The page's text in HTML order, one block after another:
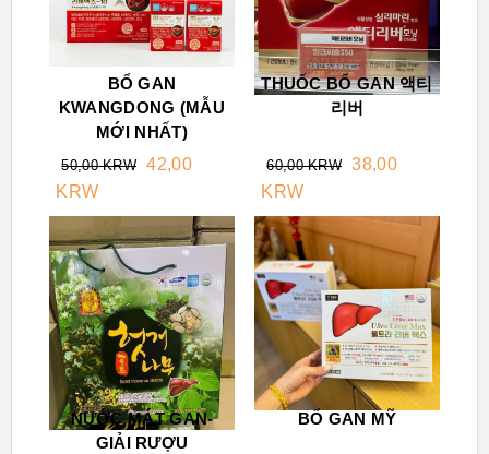
BỔ GAN
KWANGDONG (MẪU
MỚI NHẤT)
50,00 KRW
42,00
KRW
THUỐC BỔ GAN 액티
리버
60,00 KRW
38,00
KRW
NƯỚC MÁT GAN-
GIẢI RƯỢU
BỔ GAN MỸ